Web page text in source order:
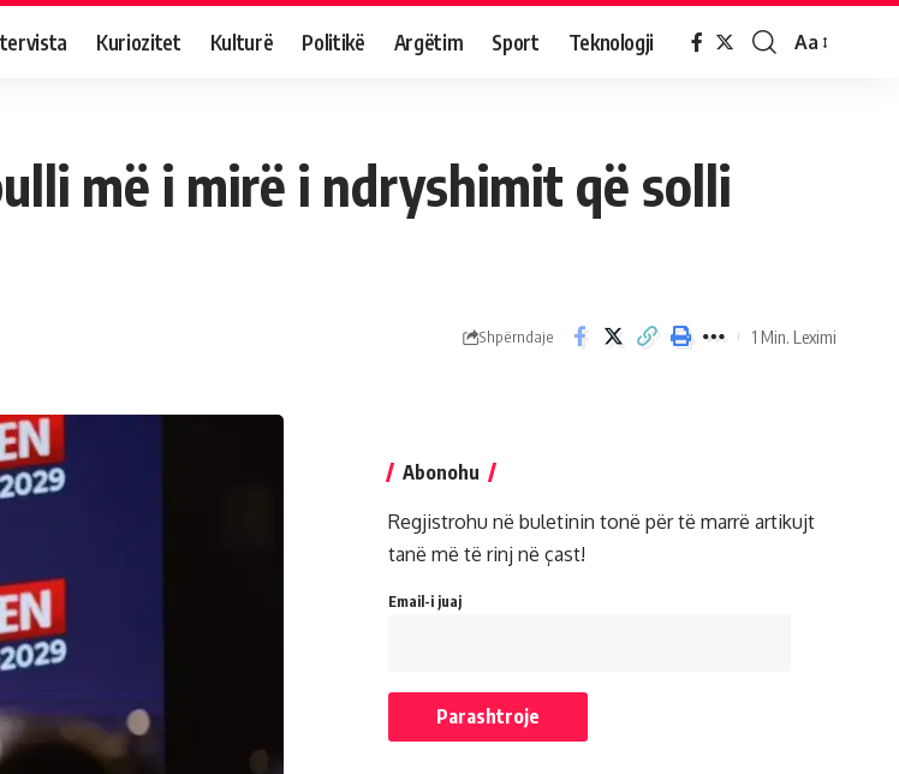
Kuriozitet Kulturë Politikë Argëtim Sport Teknologji Aa
më i mirë i ndryshimit që solli
Shpërndaje 1 Min. Leximi
Abonohu
Regjistrohu në buletinin tonë për të marrë artikujt
tanë më të rinj në çast!
Email-i juaj